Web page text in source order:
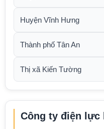
Huyện Vĩnh Hưng
Thành phố Tân An
Thị xã Kiến Tường
Công ty điện lực